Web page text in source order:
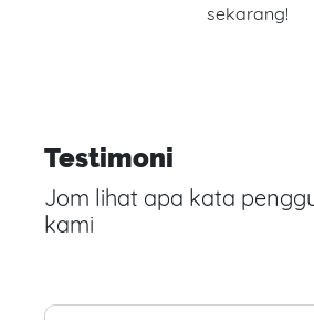
sekarang!
Testimoni
Jom lihat apa kata
kami